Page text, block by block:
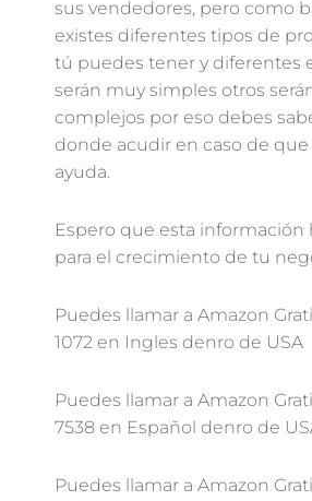
sus vendedores, pero como
existes diferentes tipos de
tú puedes tener y diferentes
serán muy simples otros
complejos por eso debes
donde acudir en caso de
ayuda.
Espero que esta información
para el crecimiento de tu
Puedes llamar a Amazon
1072 en Ingles denro de USA
Puedes llamar a Amazon
7538 en Español denro de
Puedes llamar a Amazon